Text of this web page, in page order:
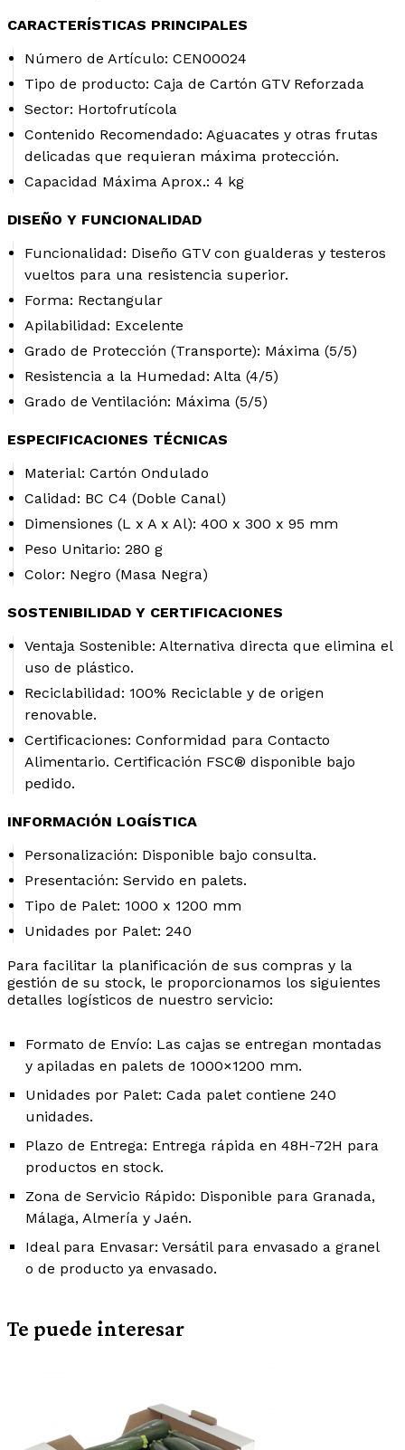
CARACTERÍSTICAS PRINCIPALES
Número de Artículo: CEN00024
Tipo de producto: Caja de Cartón GTV Reforzada
Sector: Hortofrutícola
Contenido Recomendado: Aguacates y otras frutas
delicadas que requieran máxima protección.
Capacidad Máxima Aprox.: 4 kg
DISEÑO Y FUNCIONALIDAD
Funcionalidad: Diseño GTV con gualderas y testeros
vueltos para una resistencia superior.
Forma: Rectangular
Apilabilidad: Excelente
Grado de Protección (Transporte): Máxima (5/5)
Resistencia a la Humedad: Alta (4/5)
Grado de Ventilación: Máxima (5/5)
ESPECIFICACIONES TÉCNICAS
Material: Cartón Ondulado
Calidad: BC C4 (Doble Canal)
Dimensiones (L x A x Al): 400 x 300 x 95 mm
Peso Unitario: 280 g
Color: Negro (Masa Negra)
SOSTENIBILIDAD Y CERTIFICACIONES
Ventaja Sostenible: Alternativa directa que elimina el
uso de plástico.
Reciclabilidad: 100% Reciclable y de origen
renovable.
Certificaciones: Conformidad para Contacto
Alimentario. Certificación FSC® disponible bajo
pedido.
INFORMACIÓN LOGÍSTICA
Personalización: Disponible bajo consulta.
Presentación: Servido en palets.
Tipo de Palet: 1000 x 1200 mm
Unidades por Palet: 240
Para facilitar la planificación de sus compras y la
gestión de su stock, le proporcionamos los siguientes
detalles logísticos de nuestro servicio:
Formato de Envío: Las cajas se entregan montadas
y apiladas en palets de 1000×1200 mm.
Unidades por Palet: Cada palet contiene 240
unidades.
Plazo de Entrega: Entrega rápida en 48H-72H para
productos en stock.
Zona de Servicio Rápido: Disponible para Granada,
Málaga, Almería y Jaén.
Ideal para Envasar: Versátil para envasado a granel
o de producto ya envasado.
Te puede interesar